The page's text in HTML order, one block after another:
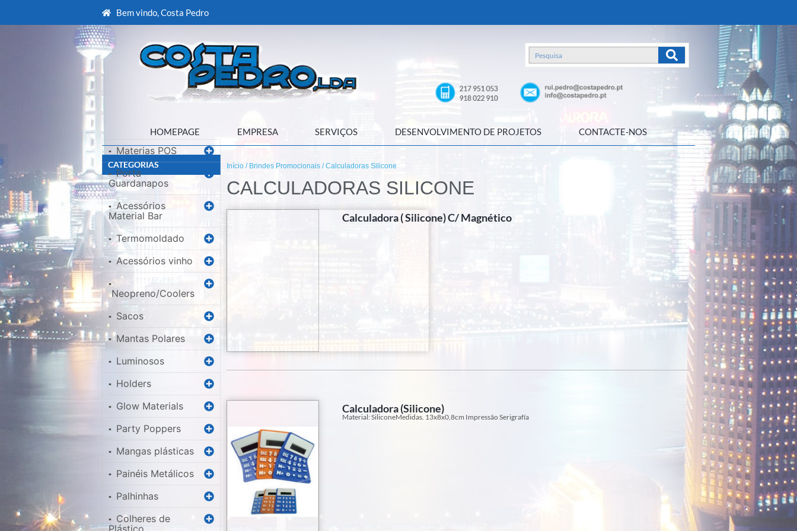
Bem vindo, Costa Pedro
HOMEPAGE EMPRESA SERVIÇOS DESENVOLVIMENTO DE PROJETOS CONTACTE-NOS
CATEGORIAS
▪ Materias POS
▪ Porta
Guardanapos
▪ Acessórios
Material Bar
▪ Termomoldado
▪ Acessórios vinho
▪
Neopreno/Coolers
▪ Sacos
▪ Mantas Polares
▪ Luminosos
▪ Holders
▪ Glow Materials
▪ Party Poppers
▪ Mangas plásticas
▪ Painéis Metálicos
▪ Palhinhas
▪ Colheres de
Plástico
Início / Brindes Promocionais / Calculadoras Silicone
CALCULADORAS SILICONE
Calculadora ( Silicone) C/ Magnético
Calculadora (Silicone)
Material: SiliconeMedidas. 13x8x0,8cm Impressão Serigrafía